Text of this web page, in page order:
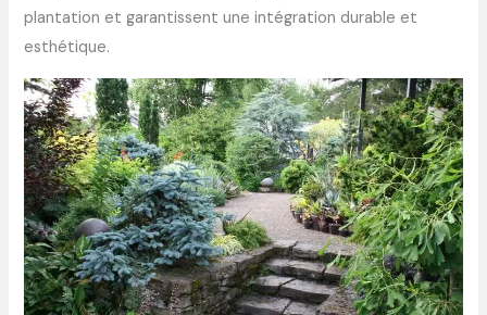
plantation et garantissent une intégration durable et
esthétique.